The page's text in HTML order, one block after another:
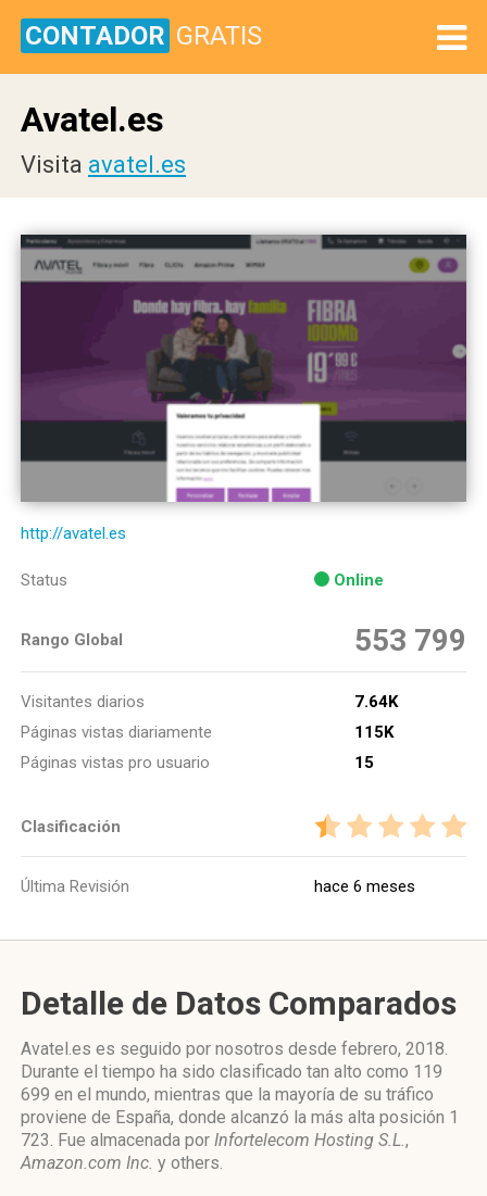
CONTADOR GRATIS
Avatel.es
Visita avatel.es
http://avatel.es
Status Online
Rango Global 553 799
Visitantes diarios
7.64K
Páginas vistas diariamente
115K
Páginas vistas pro usuario
15
Clasificación
Última Revisión hace 6 meses
Detalle de Datos Comparados
Avatel.es es seguido por nosotros desde febrero, 2018.
Durante el tiempo ha sido clasificado tan alto como 119
699 en el mundo, mientras que la mayoría de su tráfico
proviene de España, donde alcanzó la más alta posición 1
723. Fue almacenada por Infortelecom Hosting S.L.,
Amazon.com Inc. y others.